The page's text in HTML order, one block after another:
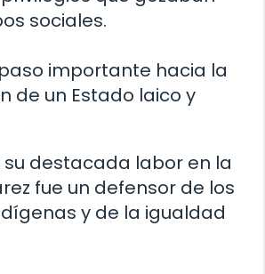
sociales.
importante hacia la
de un Estado laico y
destacada labor en la
fue un defensor de los
y de la igualdad